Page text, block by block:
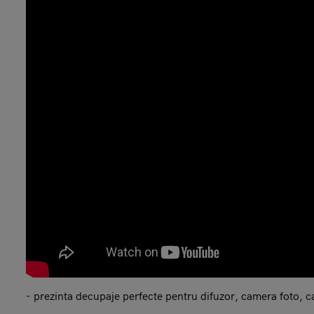
- prezinta decupaje perfecte pentru difuzor, camera foto,